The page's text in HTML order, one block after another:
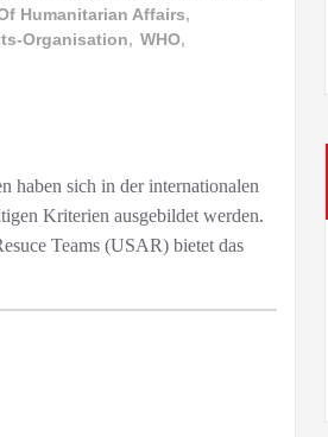
Humanitarian Affairs,
Organisation, WHO,
haben sich in der internationalen
Kriterien ausgebildet werden.
Teams (USAR) bietet das